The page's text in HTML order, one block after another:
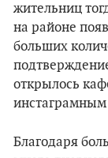
жительниц
на районе
больших
открылось
Благодаря